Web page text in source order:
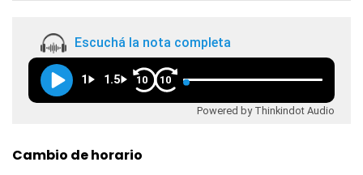
Escuchá la nota completa
1 1.5 10 10
Powered by Thinkindot Audio
Cambio de horario